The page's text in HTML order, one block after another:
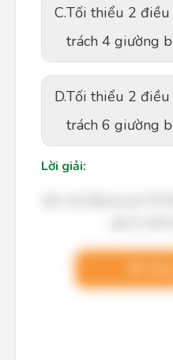
C.Tối thiểu 2
trách 4 giường
D.Tối thiểu 2
trách 6 giường
Lời giải: